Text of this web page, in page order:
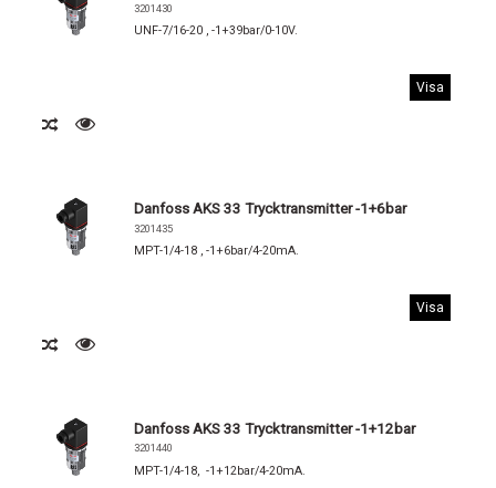
3201430
UNF-7/16-20 , -1+39bar/0-10V.
Visa
Danfoss AKS 33 Trycktransmitter -1+6bar
3201435
MPT-1/4-18 , -1+6bar/4-20mA.
Visa
Danfoss AKS 33 Trycktransmitter -1+12bar
3201440
MPT-1/4-18, -1+12bar/4-20mA.